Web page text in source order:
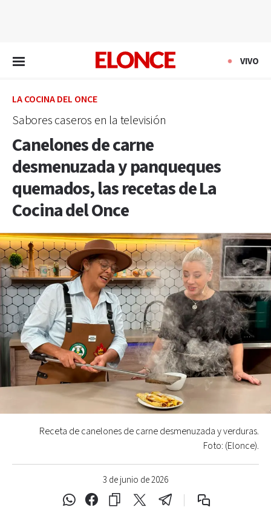
VIVO
LA COCINA DEL ONCE
Sabores caseros en la televisión
Canelones de carne
desmenuzada y panqueques
quemados, las recetas de La
Cocina del Once
3 de junio de 2026
Receta de canelones de carne desmenuzada y verduras.
Foto: (Elonce).